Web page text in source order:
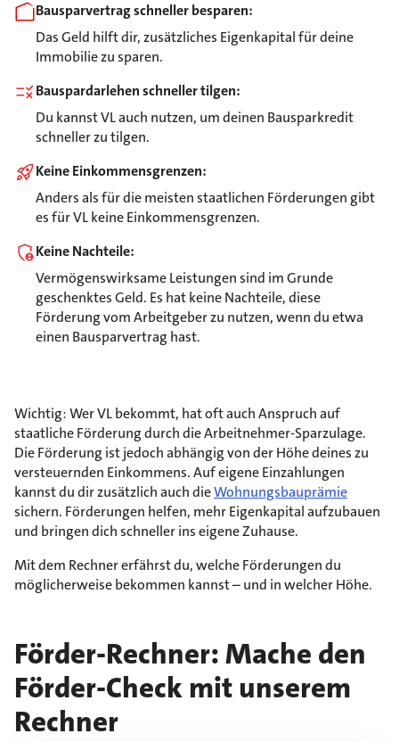
Bausparvertrag schneller besparen:
Das Geld hilft dir, zusätzliches Eigenkapital für deine
Immobilie zu sparen.
Bauspardarlehen schneller tilgen:
Du kannst VL auch nutzen, um deinen Bausparkredit
schneller zu tilgen.
Keine Einkommensgrenzen:
Anders als für die meisten staatlichen Förderungen gibt
es für VL keine Einkommensgrenzen.
Keine Nachteile:
Vermögenswirksame Leistungen sind im Grunde
geschenktes Geld. Es hat keine Nachteile, diese
Förderung vom Arbeitgeber zu nutzen, wenn du etwa
einen Bausparvertrag hast.
Wichtig: Wer VL bekommt, hat oft auch Anspruch auf
staatliche Förderung durch die Arbeitnehmer-Sparzulage.
Die Förderung ist jedoch abhängig von der Höhe deines zu
versteuernden Einkommens. Auf eigene Einzahlungen
kannst du dir zusätzlich auch dieWohnungsbauprämie
sichern. Förderungen helfen, mehr Eigenkapital aufzubauen
und bringen dich schneller ins eigene Zuhause.
Mit dem Rechner erfährst du, welche Förderungen du
möglicherweise bekommen kannst – und in welcher Höhe.
Förder-Rechner: Mache den
Förder-Check mit unserem
Rechner